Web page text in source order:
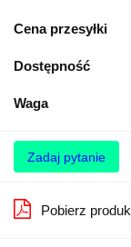
Cena przesyłki
Dostępność
Waga
Zadaj pytanie
Pobierz